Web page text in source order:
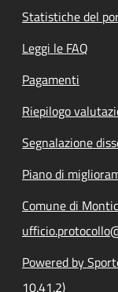
Statistiche del
Leggi le FAQ
Pagamenti
Riepilogo
Segnalazione
Piano di
Comune di
Powered by
10.41.2)